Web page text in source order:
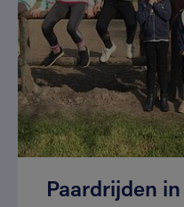
Paardrijden